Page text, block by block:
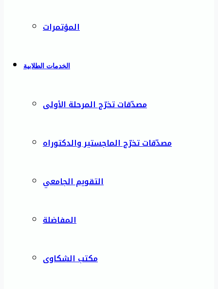
المؤتمرات
الخدمات الطلابية
مصدّقات تخرّج المرحلة الأولى
مصدّقات تخرّج الماجستير والدكتوراه
التقويم الجامعي
المفاضلة
مكتب الشكاوى